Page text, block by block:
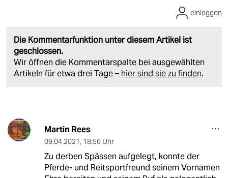
Die Kommentarfunktion unter diesem Artikel ist
geschlossen.
Wir öffnen die Kommentarspalte bei ausgewählten
Artikeln für etwa drei Tage – hier sind sie zu finden.
einloggen
Martin Rees
09.04.2021, 18:56 Uhr
Zu derben Spässen aufgelegt, konnte der
Pferde- und Reitsportfreund seinem Vornamen